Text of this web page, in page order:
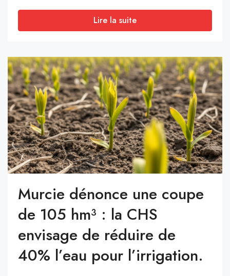
Lire la suite
Murcie dénonce une coupe
de 105 hm³ : la CHS
envisage de réduire de
40% l’eau pour l’irrigation.